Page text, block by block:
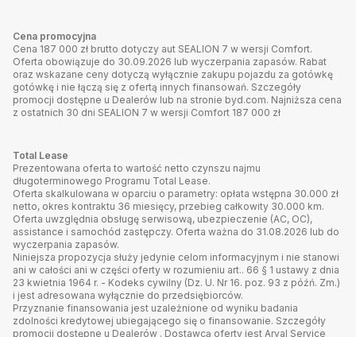
Cena promocyjna
Cena 187 000 zł brutto dotyczy aut SEALION 7 w wersji Comfort.
Oferta obowiązuje do 30.09.2026 lub wyczerpania zapasów. Rabat
oraz wskazane ceny dotyczą wyłącznie zakupu pojazdu za gotówkę
gotówkę i nie łączą się z ofertą innych finansowań. Szczegóły
promocji dostępne u Dealerów lub na stronie byd.com. Najniższa cena
z ostatnich 30 dni SEALION 7 w wersji Comfort 187 000 zł
Total Lease
Prezentowana oferta to wartość netto czynszu najmu
długoterminowego Programu Total Lease.
Oferta skalkulowana w oparciu o parametry: opłata wstępna 30.000 zł
netto, okres kontraktu 36 miesięcy, przebieg całkowity 30.000 km.
Oferta uwzględnia obsługę serwisową, ubezpieczenie (AC, OC),
assistance i samochód zastępczy. Oferta ważna do 31.08.2026 lub do
wyczerpania zapasów.
Niniejsza propozycja służy jedynie celom informacyjnym i nie stanowi
ani w całości ani w części oferty w rozumieniu art.. 66 § 1 ustawy z dnia
23 kwietnia 1964 r. - Kodeks cywilny (Dz. U. Nr 16. poz. 93 z późń. Zm.)
i jest adresowana wyłącznie do przedsiębiorców.
Przyznanie finansowania jest uzależnione od wyniku badania
zdolności kredytowej ubiegającego się o finansowanie. Szczegóły
promocji dostępne u Dealerów . Dostawcą oferty jest Arval Service